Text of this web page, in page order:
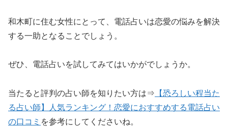
和木町に住む女性にとって、電話占いは恋愛の悩みを解決
する一助となることでしょう。
ぜひ、電話占いを試してみてはいかがでしょうか。
当たると評判の占い師を知りたい方は⇒ 【恐ろしい程当た
る占い師】人気ランキング！恋愛におすすめする電話占い
の口コミ を参考にしてくださいね。